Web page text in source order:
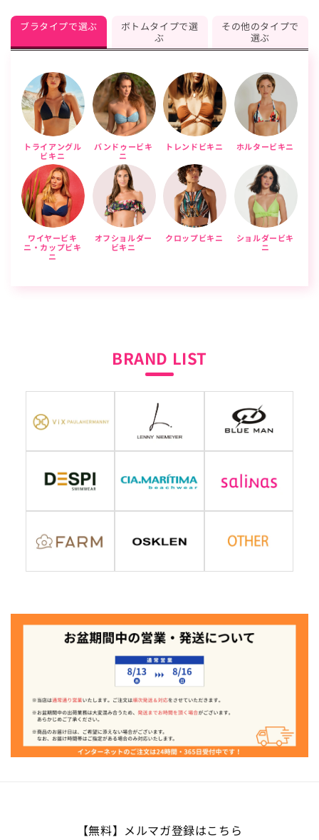
ブラタイプで選ぶ
ボトムタイプで選
ぶ
その他のタイプで
選ぶ
トライアングル
ビキニ
バンドゥービキ
ニ
トレンドビキニ ホルタービキニ
ワイヤービキ
ニ・カップビキ
ニ
オフショルダー
ビキニ
クロップビキニ
ショルダービキ
ニ
BRAND LIST
【無料】メルマガ登録はこちら